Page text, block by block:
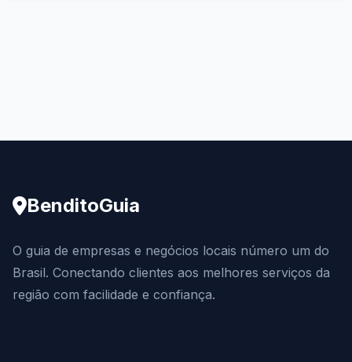
BenditoGuia
O guia de empresas e negócios locais número um do
Brasil. Conectando clientes aos melhores serviços da
região com facilidade e confiança.